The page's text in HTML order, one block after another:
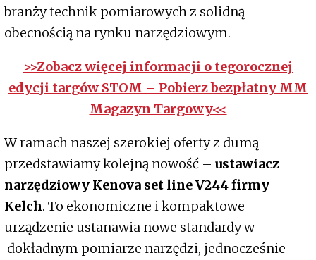
branży technik pomiarowych z solidną
obecnością na rynku narzędziowym.
>>Zobacz więcej informacji o tegorocznej
edycji targów STOM – Pobierz bezpłatny MM
Magazyn Targowy<<
W ramach naszej szerokiej oferty z dumą
przedstawiamy kolejną nowość – ustawiacz
narzędziowy Kenova set line V244 firmy
Kelch. To ekonomiczne i kompaktowe
urządzenie ustanawia nowe standardy w
dokładnym pomiarze narzędzi, jednocześnie